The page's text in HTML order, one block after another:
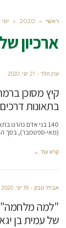
ראשי »
2020
»
ארכיון
ערן הלר 21 יוני, 2020
בתאונות
(מאי-ספטמבר), בסך
קרא עוד ←
אביחי טבק 19 יוני, 2020
"למה מלחמה":
של עמית בן